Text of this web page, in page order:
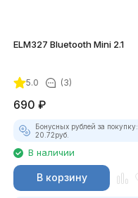
ELM327 Bluetooth Mini 2.1
5.0 (3)
690 ₽
Бонусных рублей за покупку:
20.72руб.
В наличии
В корзину